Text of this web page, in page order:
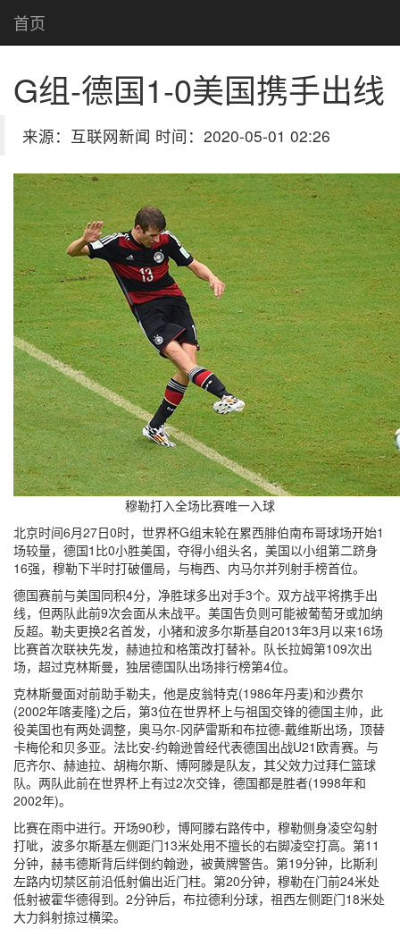
首页
G组-德国1-0美国携手出线
来源：互联网新闻 时间：2020-05-01 02:26
穆勒打入全场比赛唯一入球
北京时间6月27日0时，世界杯G组末轮在累西腓伯南布哥球场开始1
场较量，德国1比0小胜美国，夺得小组头名，美国以小组第二跻身
16强，穆勒下半时打破僵局，与梅西、内马尔并列射手榜首位。
德国赛前与美国同积4分，净胜球多出对手3个。双方战平将携手出
线，但两队此前9次会面从未战平。美国告负则可能被葡萄牙或加纳
反超。勒夫更换2名首发，小猪和波多尔斯基自2013年3月以来16场
比赛首次联袂先发，赫迪拉和格策改打替补。队长拉姆第109次出
场，超过克林斯曼，独居德国队出场排行榜第4位。
克林斯曼面对前助手勒夫，他是皮翁特克(1986年丹麦)和沙费尔
(2002年喀麦隆)之后，第3位在世界杯上与祖国交锋的德国主帅，此
役美国也有两处调整，奥马尔-冈萨雷斯和布拉德-戴维斯出场，顶替
卡梅伦和贝多亚。法比安-约翰逊曾经代表德国出战U21欧青赛。与
厄齐尔、赫迪拉、胡梅尔斯、博阿滕是队友，其父效力过拜仁篮球
队。两队此前在世界杯上有过2次交锋，德国都是胜者(1998年和
2002年)。
比赛在雨中进行。开场90秒，博阿滕右路传中，穆勒侧身凌空勾射
打呲，波多尔斯基左侧距门13米处用不擅长的右脚凌空打高。第11
分钟，赫韦德斯背后绊倒约翰逊，被黄牌警告。第19分钟，比斯利
左路内切禁区前沿低射偏出近门柱。第20分钟，穆勒在门前24米处
低射被霍华德得到。2分钟后，布拉德利分球，祖西左侧距门18米处
大力斜射掠过横梁。